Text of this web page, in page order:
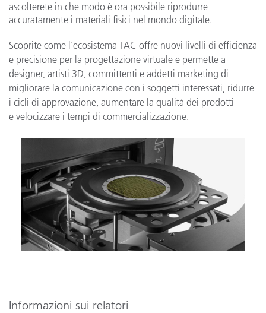
ascolterete in che modo è ora possibile riprodurre
accuratamente i materiali fisici nel mondo digitale.
Scoprite come l’ecosistema TAC offre nuovi livelli di efficienza
e precisione per la progettazione virtuale e permette a
designer, artisti 3D, committenti e addetti marketing di
migliorare la comunicazione con i soggetti interessati, ridurre
i cicli di approvazione, aumentare la qualità dei prodotti
e velocizzare i tempi di commercializzazione.
Informazioni sui relatori